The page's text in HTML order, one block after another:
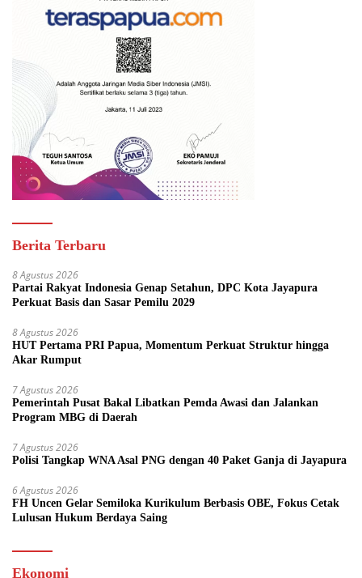
Berita Terbaru
8 Agustus 2026
Partai Rakyat Indonesia Genap Setahun, DPC Kota Jayapura
Perkuat Basis dan Sasar Pemilu 2029
8 Agustus 2026
HUT Pertama PRI Papua, Momentum Perkuat Struktur hingga
Akar Rumput
7 Agustus 2026
Pemerintah Pusat Bakal Libatkan Pemda Awasi dan Jalankan
Program MBG di Daerah
7 Agustus 2026
Polisi Tangkap WNA Asal PNG dengan 40 Paket Ganja di Jayapura
6 Agustus 2026
FH Uncen Gelar Semiloka Kurikulum Berbasis OBE, Fokus Cetak
Lulusan Hukum Berdaya Saing
Ekonomi